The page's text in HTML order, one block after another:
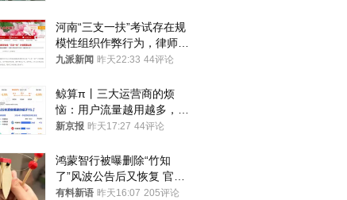
河南“三支一扶”考试存在规
模性组织作弊行为，律师：
涉嫌非法获取国家秘密罪等
九派新闻 昨天22:33 44评论
鲸算π丨三大运营商的烦
恼：用户流量越用越多，收
入却越来越少
新京报 昨天17:27 44评论
鸿蒙智行被曝删除“竹知
了”风波公告后又恢复 官媒
曾力挺：劝华为要大度的，
有料新语 昨天16:07 205评论